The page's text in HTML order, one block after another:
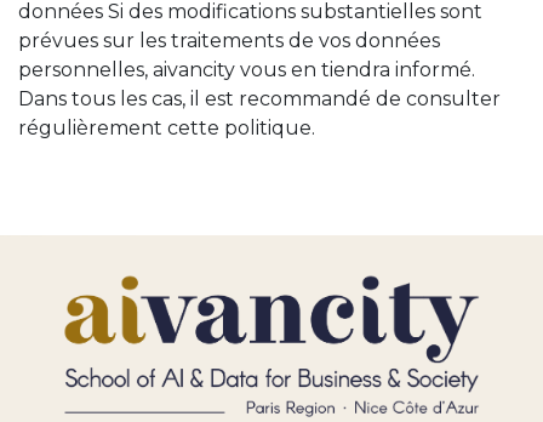
données Si des modifications substantielles sont
prévues sur les traitements de vos données
personnelles, aivancity vous en tiendra informé.
Dans tous les cas, il est recommandé de consulter
régulièrement cette politique.